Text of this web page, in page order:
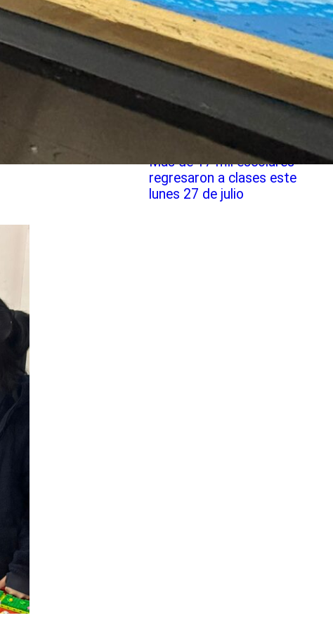
Nace Red Provincial de
Robótica Educativa de
SLEP Chiloé
Más de 17 mil escolares
regresaron a clases este
lunes 27 de julio